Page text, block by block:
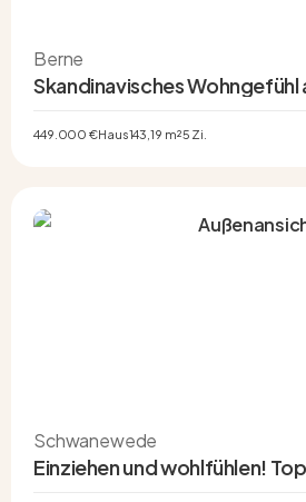
Berne
Skandinavisches Wohngefühl
Energieklasse A+
449.000 €Haus143,19 m²5 Zi.
Schwanewede
Einziehen und wohlfühlen!